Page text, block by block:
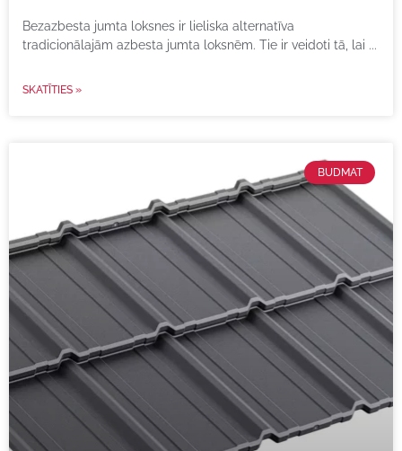
Bezazbesta jumta loksnes ir lieliska alternatīva
tradicionālajām azbesta jumta loksnēm. Tie ir veidoti tā, lai
SKATĪTIES »
BUDMAT